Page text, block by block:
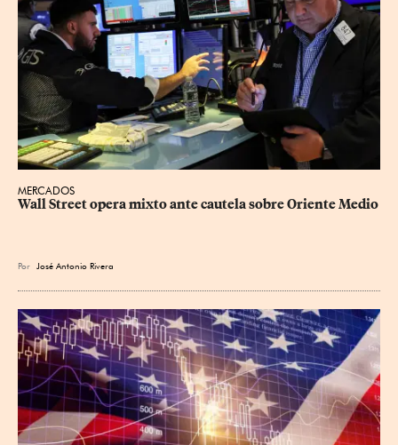
MERCADOS
Wall Street opera mixto ante cautela sobre Oriente Medio
Por José Antonio Rivera